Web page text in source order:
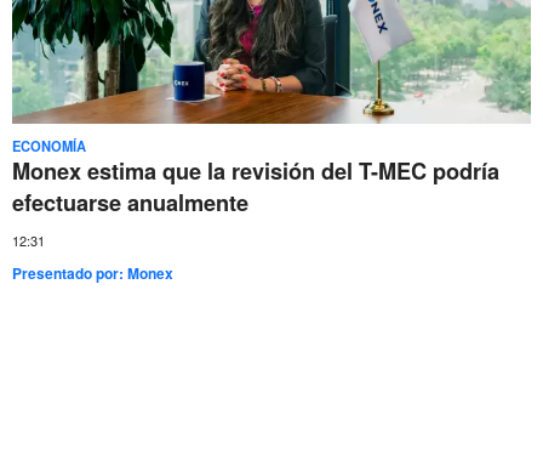
ECONOMÍA
Monex estima que la revisión del T-MEC podría
efectuarse anualmente
12:31
Presentado por:Monex